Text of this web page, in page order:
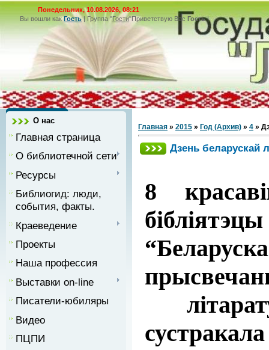
Понедельник, 10.08.2026, 08:21
Вы вошли как Гость|Группа"Гости"Приветствую Вас Гость|
О нас
Главная страница
О библиотечной сети
Ресурсы
Библиогид: люди,
события, факты.
Краеведение
Проекты
Наша профессия
Выставки on-line
Писатели-юбиляры
Видео
ПЦПИ
Главная » 2015 » Год (Архив) » 4 »
Дзень беларускай
8